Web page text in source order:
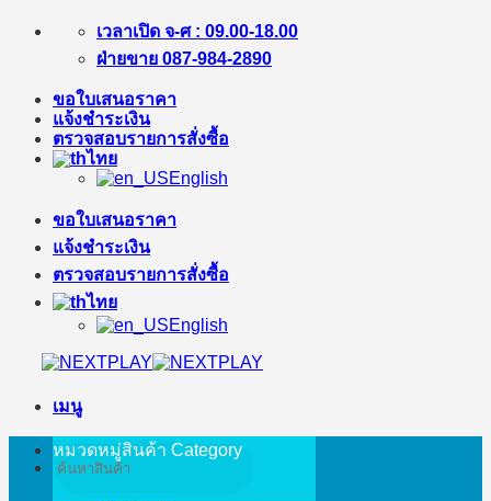
ข้าม
เนื้อหา
เวลาเปิด จ-ศ : 09.00-18.00
ฝ่ายขาย 087-984-2890
ขอใบเสนอราคา
แจ้งชำระเงิน
ตรวจสอบรายการสั่งซื้อ
ไทย
English
ขอใบเสนอราคา
แจ้งชำระเงิน
ตรวจสอบรายการสั่งซื้อ
ไทย
English
เมนู
ค้นหา:
หมวดหมู่สินค้า Category